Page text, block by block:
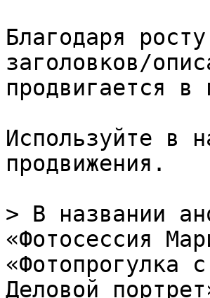
Благодаря
заголовков/
продвигается в
Используйте в
продвижения.
> В названии
«Фотосессия
«Фотопрогулка